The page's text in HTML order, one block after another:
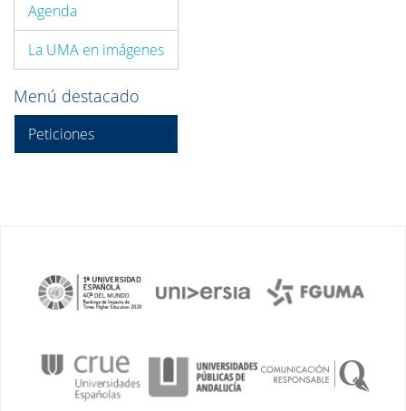
Agenda
La UMA en imágenes
Menú destacado
Peticiones